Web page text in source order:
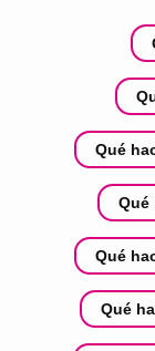
Qué
Qué
Qué
Qué